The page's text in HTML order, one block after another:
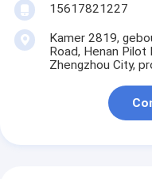
15617821227
Kamer 2819,
Road, Henan Pilot
Zhengzhou City,